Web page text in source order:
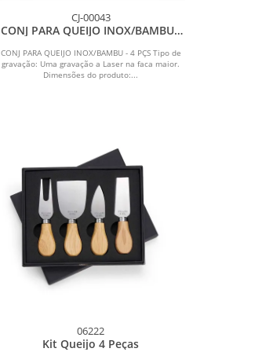
CJ-00043
CONJ PARA QUEIJO INOX/BAMBU -
CONJ PARA QUEIJO INOX/BAMBU - 4 PÇS Tipo de
gravação: Uma gravação a Laser na faca maior.
Dimensões do produto:...
06222
Kit Queijo 4 Peças